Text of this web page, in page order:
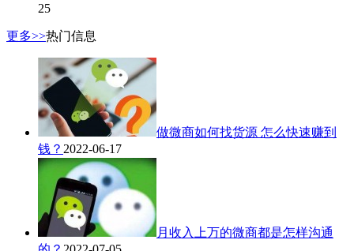
25
更多>>热门信息
做微商如何找货源 怎么快速赚到
钱？ 2022-06-17
月收入上万的微商都是怎样沟通